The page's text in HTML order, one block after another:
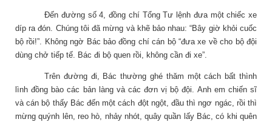
Đến đường số 4, đồng chí TổngTư lệnh đưa một chiếc xe
díp ra đón. Chúng tôi đã mừng và khẽ bảo nhau: “Bây giờ khỏi cuốc
bộ rồi!”. Không ngờ Bác bảo đồng chí cán bộ “đưa xe về cho bộ đội
dùng chở tiếp tế. Bác đi bộ quen rồi, không cần đi xe”.
Trên đường đi, Bác thường ghé thăm một cách bất thình
lình đồng bào các bản làng và các đơn vị bộ đội. Anh em chiến sĩ
và cán bộ thấy Bác đến một cách đột ngột, đầu thì ngơ ngác, rồi thì
mừng quýnh lên, reo hò, nhảy nhót, quây quần lấy Bác, có khi quên